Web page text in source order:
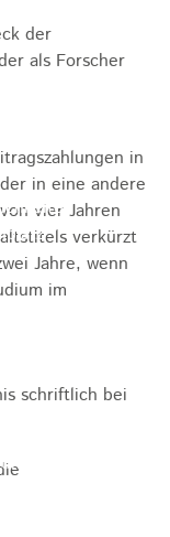
der
als Forscher
in
in eine andere
vier Jahren
verkürzt
Jahre, wenn
im
schriftlich bei